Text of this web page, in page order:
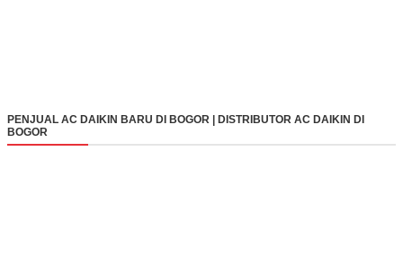
PENJUAL AC DAIKIN BARU DI BOGOR | DISTRIBUTOR AC DAIKIN DI
BOGOR